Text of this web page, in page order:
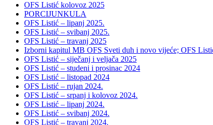
OFS Listić kolovoz 2025
PORCIJUNKULA
OFS Listić – lipanj 2025.
OFS Listić – svibanj 2025.
OFS Listić – travanj 2025
Izborni kapitul MB OFS Sveti duh i novo vijeće; OFS
OFS Listić – siječanj i veljača 2025
OFS Listić – studeni i prosinac 2024
OFS Listić – listopad 2024
OFS Listić – rujan 2024.
OFS Listić – srpanj i kolovoz 2024.
OFS Listić – lipanj 2024.
OFS Listić – svibanj 2024.
OFS Listić – travanj 2024.